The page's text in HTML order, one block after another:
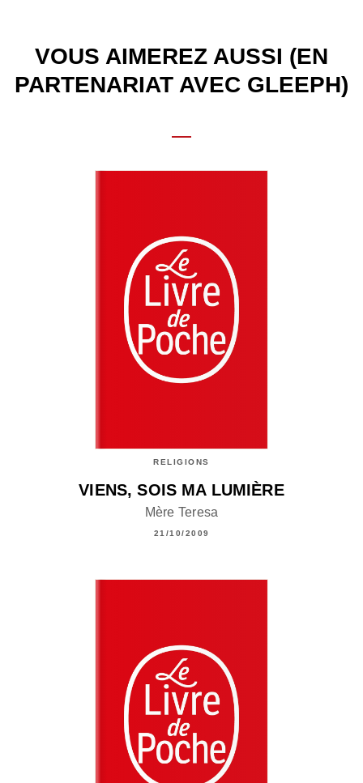
VOUS AIMEREZ AUSSI (EN
PARTENARIAT AVEC GLEEPH)
RELIGIONS
VIENS, SOIS MA LUMIÈRE
Mère Teresa
21/10/2009